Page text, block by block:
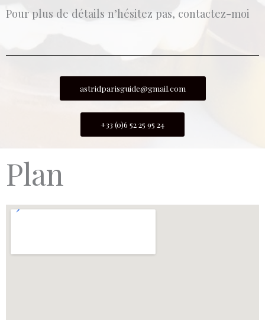
Pour plus de détails n’hésitez pas, contactez-moi
astridparisguide@gmail.com
+33 (0)6 52 25 95 24
Plan